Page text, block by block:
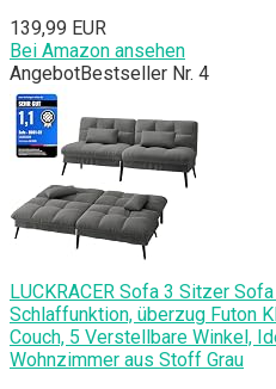
139,99 EUR
Bei Amazon ansehen
AngebotBestseller Nr. 4
LUCKRACER Sofa 3 Sitzer
Schlaffunktion, überzug Futon
Couch, 5 Verstellbare Winkel,
Wohnzimmer aus Stoff Grau